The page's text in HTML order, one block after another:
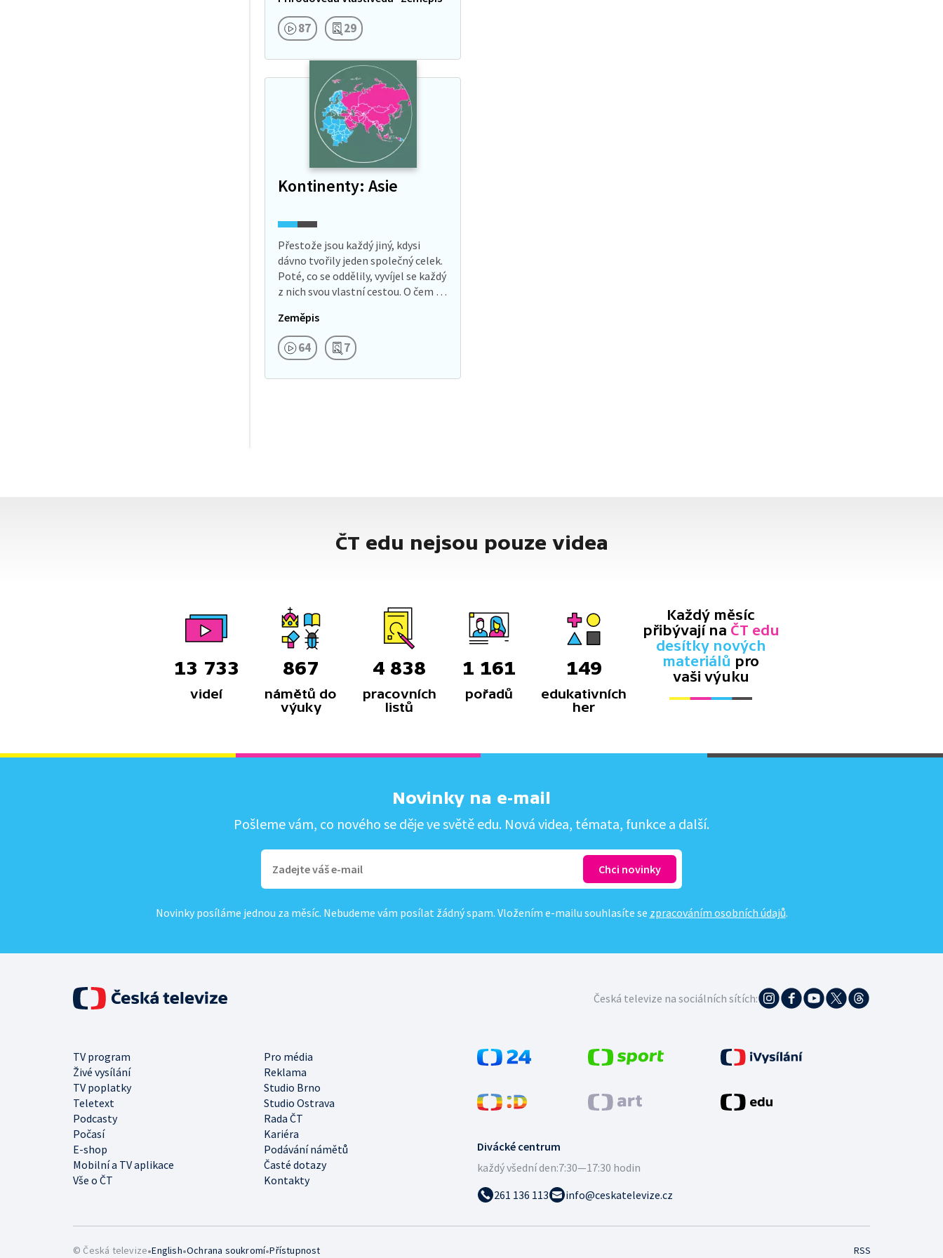
H2O. Naše planeta by bez vody byla
jen pustinou.…
87 29
Kontinenty: Asie
Přestože jsou každý jiný, kdysi
dávno tvořily jeden společný celek.
Poté, co se oddělily, vyvíjel se každý
z nich svou vlastní cestou. O čem je
kontinent má slovní základ v…
Zeměpis
64 7
ČT edu nejsou pouze videa
13 733
videí
867
námětů do
výuky
4 838
pracovních
listů
1 161
pořadů
149
edukativních
her
Každý měsíc
přibývají na ČT edu
desítky nových
materiálů pro
vaši výuku
Novinky na e-mail
Pošleme vám, co nového se děje ve světě edu. Nová videa, témata, funkce a další.
Novinky posíláme jednou za měsíc. Nebudeme vám posílat žádný spam. Vložením e-mailu souhlasíte se zpracováním osobních údajů.